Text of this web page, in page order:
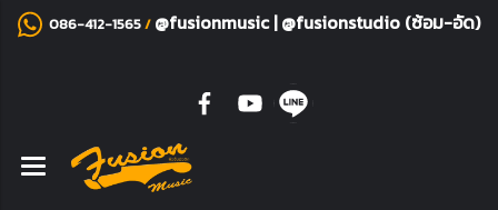
086-412-1565/ @fusionmusic|@fusionstudio (ซ้อม-อัด)